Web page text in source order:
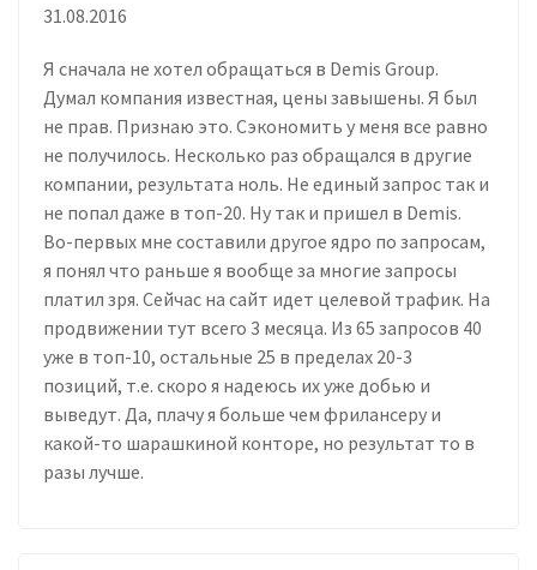
31.08.2016
Я сначала не хотел обращаться в Demis Group.
Думал компания известная, цены завышены. Я был
не прав. Признаю это. Сэкономить у меня все равно
не получилось. Несколько раз обращался в другие
компании, результата ноль. Не единый запрос так и
не попал даже в топ-20. Ну так и пришел в Demis.
Во-первых мне составили другое ядро по запросам,
я понял что раньше я вообще за многие запросы
платил зря. Сейчас на сайт идет целевой трафик. На
продвижении тут всего 3 месяца. Из 65 запросов 40
уже в топ-10, остальные 25 в пределах 20-3
позиций, т.е. скоро я надеюсь их уже добью и
выведут. Да, плачу я больше чем фрилансеру и
какой-то шарашкиной конторе, но результат то в
разы лучше.